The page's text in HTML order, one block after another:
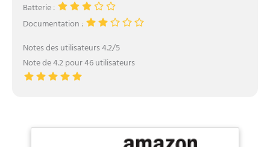
Batterie :
Documentation :
Notes des utilisateurs 4.2/5
Note de 4.2 pour 46 utilisateurs